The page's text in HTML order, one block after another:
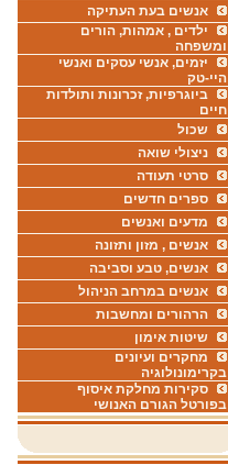
אנשים בעת העתיקה
ילדים , אמהות, הורים
ומשפחה
יזמים, אנשי עסקים ואנשי
היי-טק
ביוגרפיות, זכרונות ותולדות
חיים
שכול
ניצולי שואה
סרטי תעודה
ספרים חדשים
מדעים ואנשים
אנשים , מזון ותזונה
אנשים, טבע וסביבה
אנשים במרחב הניהול
הרהורים ומחשבות
שיטות אימון
מחקרים ועיונים
בקרימונולוגיה
סקירות מחלקת איסוף
בפורטל הגורם האנושי